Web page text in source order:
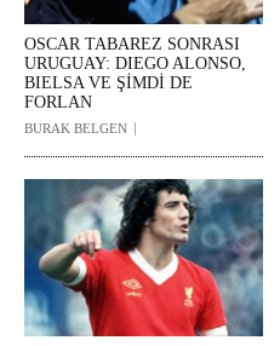
OSCAR TABAREZ SONRASI
URUGUAY: DIEGO ALONSO,
BIELSA VE ŞİMDİ DE
FORLAN
BURAK BELGEN